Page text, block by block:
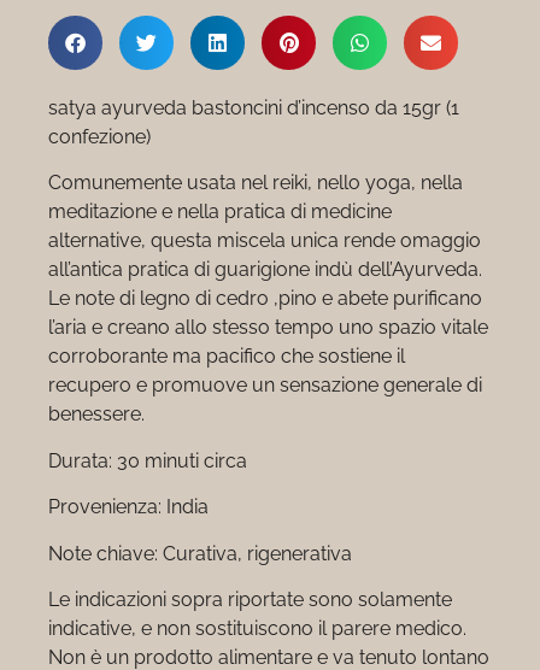
satya ayurveda bastoncini d’incenso da 15gr (1
confezione)
Comunemente usata nel reiki, nello yoga, nella
meditazione e nella pratica di medicine
alternative, questa miscela unica rende omaggio
all’antica pratica di guarigione indù dell’Ayurveda.
Le note di legno di cedro ,pino e abete purificano
l’aria e creano allo stesso tempo uno spazio vitale
corroborante ma pacifico che sostiene il
recupero e promuove un sensazione generale di
benessere.
Durata: 30 minuti circa
Provenienza: India
Note chiave: Curativa, rigenerativa
Le indicazioni sopra riportate sono solamente
indicative, e non sostituiscono il parere medico.
Non è un prodotto alimentare e va tenuto lontano